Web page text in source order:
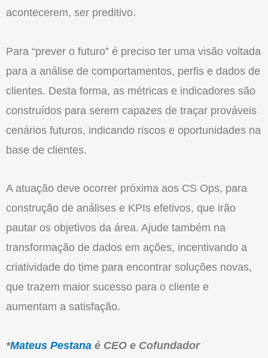
acontecerem, ser preditivo.
Para “prever o futuro” é preciso ter uma visão voltada
para a análise de comportamentos, perfis e dados de
clientes. Desta forma, as métricas e indicadores são
construídos para serem capazes de traçar prováveis
cenários futuros, indicando riscos e oportunidades na
base de clientes.
A atuação deve ocorrer próxima aos CS Ops, para
construção de análises e KPIs efetivos, que irão
pautar os objetivos da área. Ajude também na
transformação de dados em ações, incentivando a
criatividade do time para encontrar soluções novas,
que trazem maior sucesso para o cliente e
aumentam a satisfação.
*Mateus Pestana é CEO e Cofundador